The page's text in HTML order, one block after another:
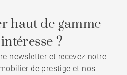
haut de gamme
?
newsletter et recevez notre
de prestige et nos